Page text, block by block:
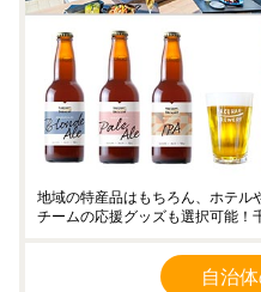
地域の特産品はもちろん、ホテル
チームの応援グッズも選択可能！
自治